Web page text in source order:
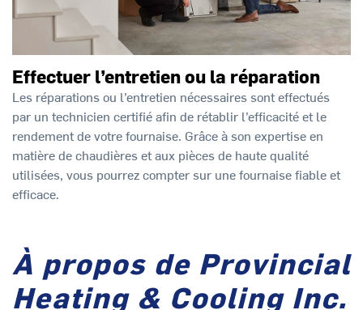
Effectuer l’entretien ou la réparation
Les réparations ou l’entretien nécessaires sont effectués
par un technicien certifié afin de rétablir l’efficacité et le
rendement de votre fournaise. Grâce à son expertise en
matière de chaudières et aux pièces de haute qualité
utilisées, vous pourrez compter sur une fournaise fiable et
efficace.
À propos de Provincial
Heating & Cooling Inc.